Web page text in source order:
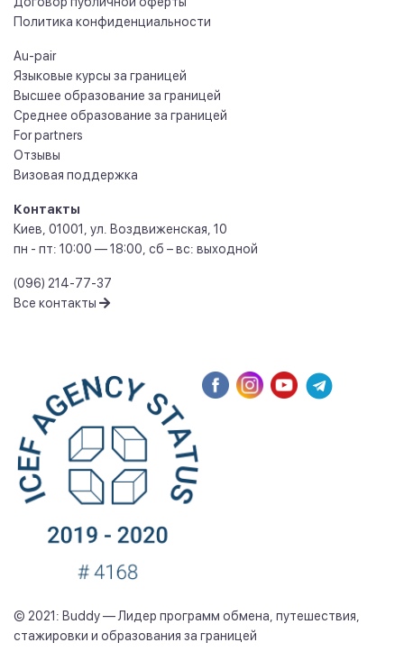
Политика конфиденциальности
Au-pair
Языковые курсы за границей
Высшее образование за границей
Среднее образование за границей
For partners
Отзывы
Визовая поддержка
Контакты
Киев 01001
ул. Воздвиженская, 10
пн - пт: 10:00 — 18:00, сб – вс: выходной
(096) 214-77-37
Все контакты
© 2021: Buddy — Лидер программ обмена, путешествия,
стажировки и образования за границей